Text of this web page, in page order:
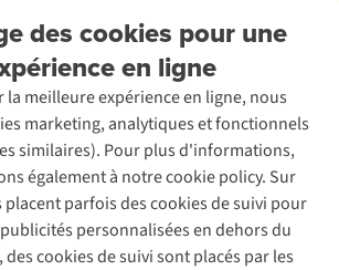
des cookies pour une
en ligne
la meilleure expérience en ligne, nous
marketing, analytiques et fonctionnels
similaires). Pour plus d'informations,
également à notre cookie policy. Sur
placent parfois des cookies de suivi pour
personnalisées en dehors du
cookies de suivi sont placés par les
d’hiver
newsletter
Suivez-nous